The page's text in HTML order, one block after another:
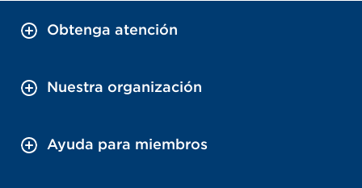
Obtenga atención
Nuestra organización
Ayuda para miembros